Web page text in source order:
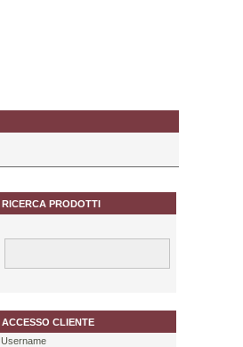
RICERCA PRODOTTI
ACCESSO CLIENTE
Username